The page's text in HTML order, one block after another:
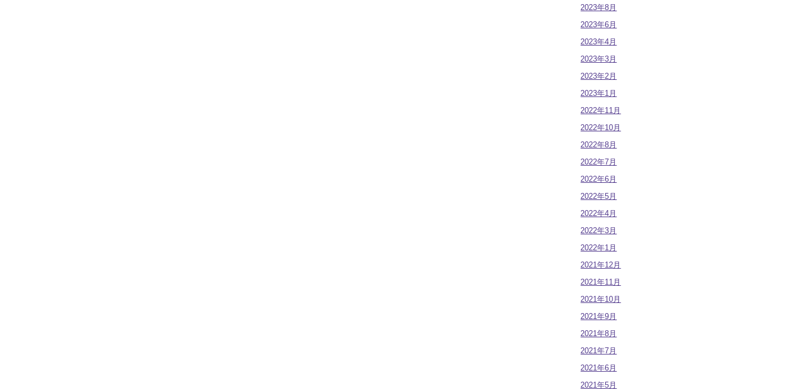
2023年8月
2023年6月
2023年4月
2023年3月
2023年2月
2023年1月
2022年11月
2022年10月
2022年8月
2022年7月
2022年6月
2022年5月
2022年4月
2022年3月
2022年1月
2021年12月
2021年11月
2021年10月
2021年9月
2021年8月
2021年7月
2021年6月
2021年5月